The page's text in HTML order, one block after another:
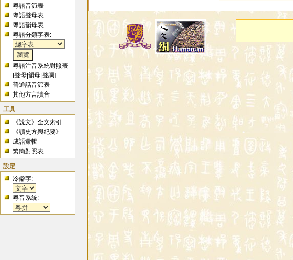
粵語音節表
粵語聲母表
粵語韻母表
粵語分類字表:
粵語注音系統對照表
[聲母 |韻母 |聲調]
普通話音節表
其他方言讀音
工具
《說文》全文索引
《讀史方輿紀要》
成語彙輯
繁簡對照表
設定
冷僻字:
粵音系統: